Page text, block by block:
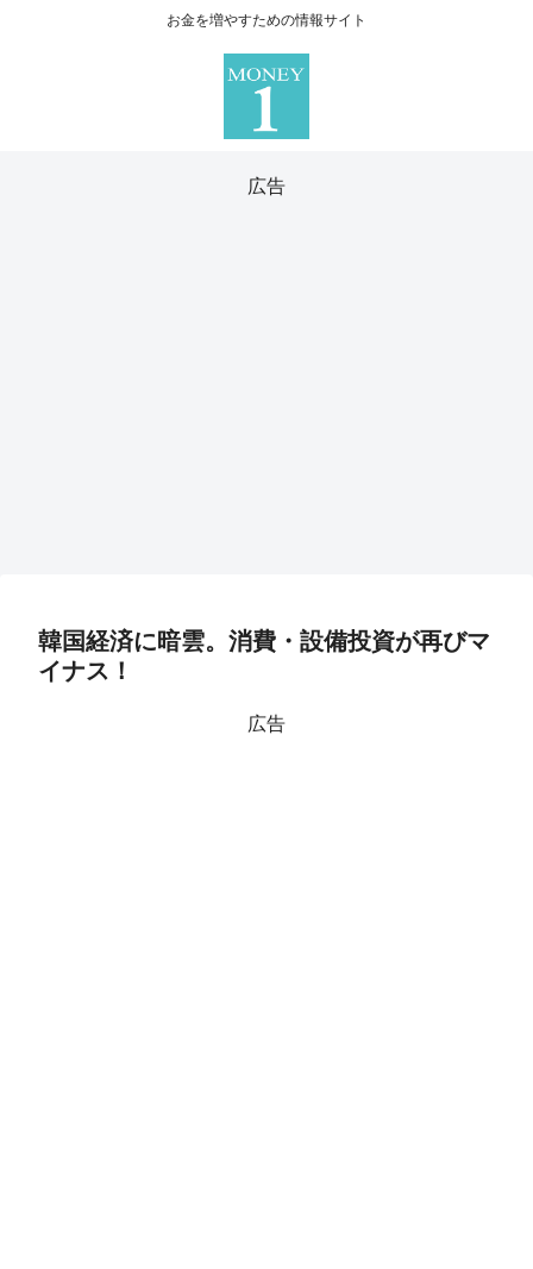
お金を増やすための情報サイト
広告
韓国経済に暗雲。消費・設備投資が再びマ
イナス！
広告